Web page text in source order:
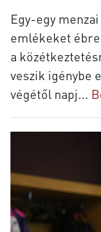
Egy-egy
emlékeket
a
veszik igénybe
végétől napj...